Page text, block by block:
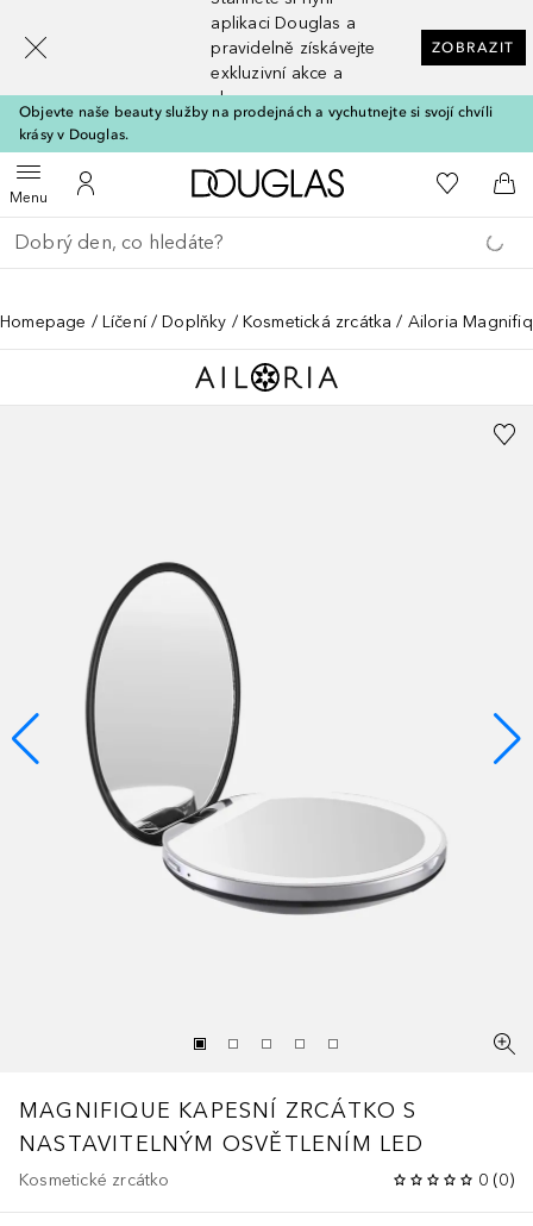
aplikaci Douglas a
pravidelně získávejte
exkluzivní akce a
slevy
ZOBRAZIT
Objevte naše beauty služby na prodejnách a vychutnejte si svojí chvíli
krásy v Douglas.
MenuOtevřít menuK mému účtu
Domů K mému
Do
Vraťte se
Proveďte vyhledávání
Homepage Líčení Doplňky Kosmetická zrcátka Ailoria
MAGNIFIQUE KAPESNÍ ZRCÁTKO S
NASTAVITELNÝM OSVĚTLENÍM LED
Kosmetické zrcátko 0 (0)
[navigation.slideout.screenreader]